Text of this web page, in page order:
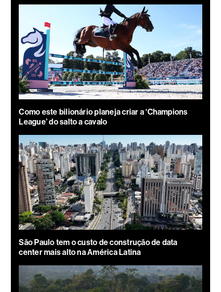
Como este bilionário planeja criar a ‘Champions
League’ do salto a cavalo
São Paulo tem o custo de construção de data
center mais alto na América Latina